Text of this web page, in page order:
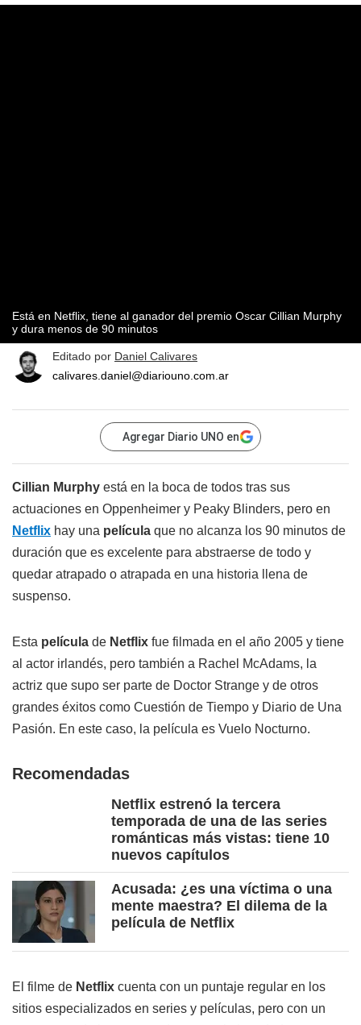
Está en Netflix, tiene al ganador del premio Oscar Cillian Murphy
y dura menos de 90 minutos
Editado por Daniel Calivares
calivares.daniel@diariouno.com.ar
Agregar Diario UNO en
Cillian Murphy está en la boca de todos tras sus
actuaciones en Oppenheimer y Peaky Blinders, pero en
Netflix hay una película que no alcanza los 90 minutos de
duración que es excelente para abstraerse de todo y
quedar atrapado o atrapada en una historia llena de
suspenso.
Esta película de Netflix fue filmada en el año 2005 y tiene
al actor irlandés, pero también a Rachel McAdams, la
actriz que supo ser parte de Doctor Strange y de otros
grandes éxitos como Cuestión de Tiempo y Diario de Una
Pasión. En este caso, la película es Vuelo Nocturno.
Recomendadas
Netflix estrenó la tercera
temporada de una de las series
románticas más vistas: tiene 10
nuevos capítulos
Acusada: ¿es una víctima o una
mente maestra? El dilema de la
película de Netflix
El filme de Netflix cuenta con un puntaje regular en los
sitios especializados en series y películas, pero con un